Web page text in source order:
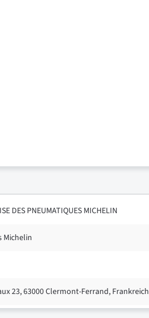
DES PNEUMATIQUES MICHELIN
Michelin
23, 63000 Clermont-Ferrand, Frankreich